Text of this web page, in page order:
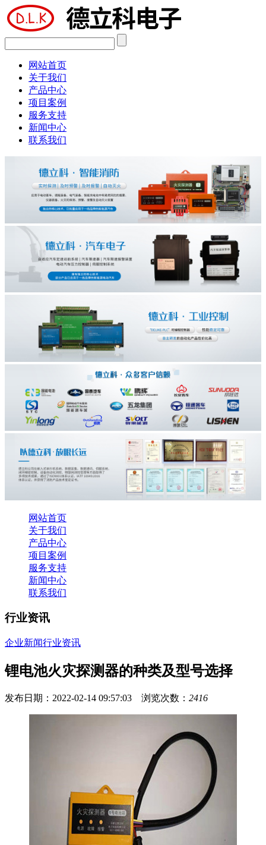
网站首页
关于我们
产品中心
项目案例
服务支持
新闻中心
联系我们
网站首页
关于我们
产品中心
项目案例
服务支持
新闻中心
联系我们
行业资讯
企业新闻行业资讯
锂电池火灾探测器的种类及型号选择
发布日期：2022-02-14 09:57:03 浏览次数： 2416